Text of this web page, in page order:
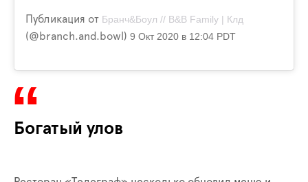
Публикация от Бранч&Боул // B&B Family | Клд
(@branch.and.bowl) 9 Окт 2020 в 12:04 PDT
Богатый улов